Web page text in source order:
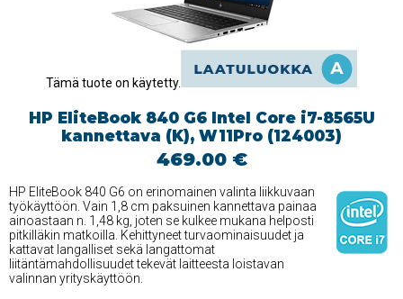
Tämä tuote on käytetty.
HP EliteBook 840 G6 Intel Core i7-8565U
kannettava (K), W11Pro (124003)
469.00 €
HP EliteBook 840 G6 on erinomainen valinta liikkuvaan
työkäyttöön. Vain 1,8 cm paksuinen kannettava painaa
ainoastaan n. 1,48 kg, joten se kulkee mukana helposti
pitkilläkin matkoilla. Kehittyneet turvaominaisuudet ja
kattavat langalliset sekä langattomat
liitäntämahdollisuudet tekevät laitteesta loistavan
valinnan yrityskäyttöön.